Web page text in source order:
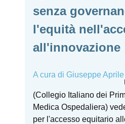
senza
l'equità
all'innovazione
A cura di Giuseppe Aprile
(Collegio Italiano dei
Medica Ospedaliera)
per l'accesso equitario